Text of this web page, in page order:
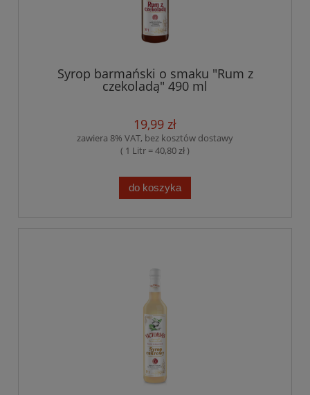
Syrop barmański o smaku "Rum z
czekoladą" 490 ml
19,99 zł
zawiera 8% VAT, bez kosztów dostawy
( 1 Litr = 40,80 zł )
do koszyka